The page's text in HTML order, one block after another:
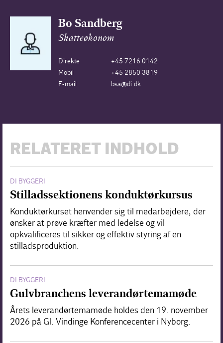
Bo Sandberg
Skatteøkonom
Direkte
+45 7216 0142
Mobil
+45 2850 3819
E-mail
bsa@di.dk
RELATERET INDHOLD
DI BYGGERI
Stilladssektionens konduktørkursus
Konduktørkurset henvender sig til medarbejdere, der
ønsker at prøve kræfter med ledelse og vil
opkvalificeres til sikker og effektiv styring af en
stilladsproduktion.
DI BYGGERI
Gulvbranchens leverandørtemamøde
Årets leverandørtemamøde holdes den 19. november
2026 på Gl. Vindinge Konferencecenter i Nyborg.